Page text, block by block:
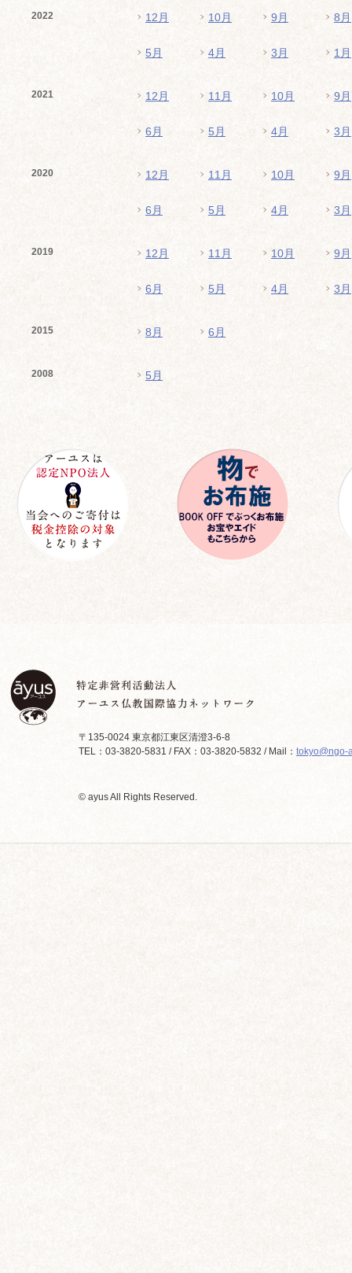
2022 12月 10月 9月 8月
5月 4月 3月 1月
2021 12月 11月 10月 9月
6月 5月 4月 3月
2020 12月 11月 10月 9月
6月 5月 4月 3月
2019 12月 11月 10月 9月
6月 5月 4月 3月
2015 8月 6月
2008 5月
〒135-0024 東京都江東区清澄3-6-8
TEL：03-3820-5831 / FAX：03-3820-5832 / Mail： tokyo@ngo-
© ayus All Rights Reserved.